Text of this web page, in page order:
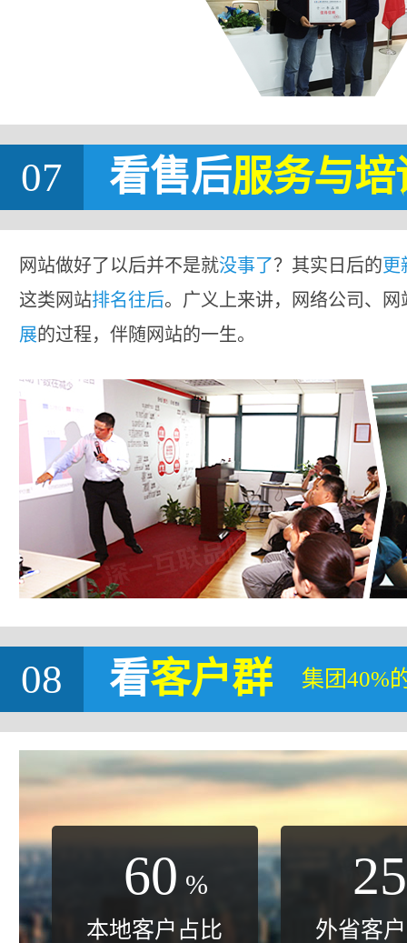
07 看售后服务与培
网站做好了以后并不是就没事了？其实日后的更
这类网站排名往后。广义上来讲，网络公司、
展的过程，伴随网站的一生。
08 看客户群 集团40%
60 %
本地客户占比
25
外省客